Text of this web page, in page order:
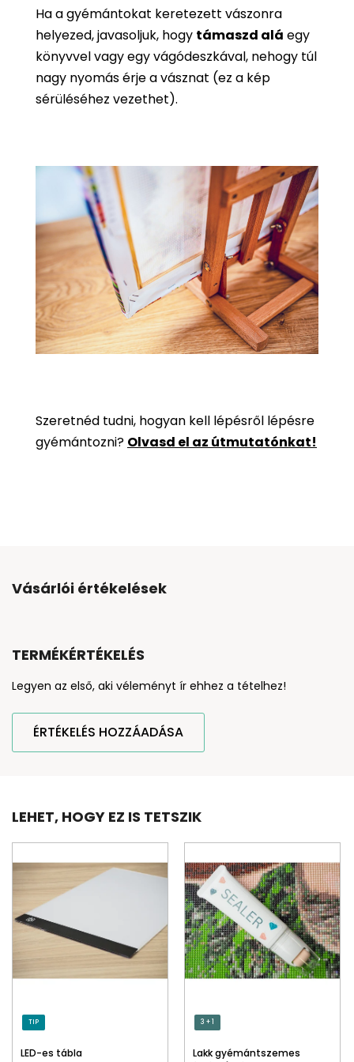
Ha a gyémántokat keretezett vászonra
helyezed, javasoljuk, hogy támaszd alá egy
könyvvel vagy egy vágódeszkával, nehogy túl
nagy nyomás érje a vásznat (ez a kép
sérüléséhez vezethet).
Szeretnéd tudni, hogyan kell lépésről lépésre
gyémántozni? Olvasd el az útmutatónkat!
Vásárlói értékelések
TERMÉKÉRTÉKELÉS
Legyen az első, aki véleményt ír ehhez a tételhez!
ÉRTÉKELÉS HOZZÁADÁSA
LEHET, HOGY EZ IS TETSZIK
TIP
LED-es tábla
3 + 1
Lakk gyémántszemes